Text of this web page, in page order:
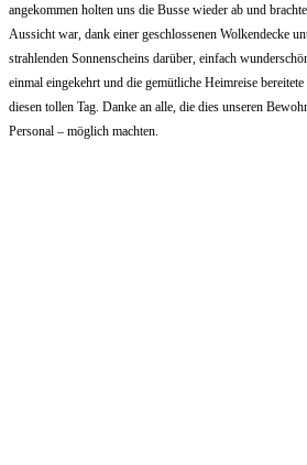
angekommen holten uns die Busse wieder ab und
Aussicht war, dank einer geschlossenen Wolkendecke
strahlenden Sonnenscheins darüber, einfach
einmal eingekehrt und die gemütliche Heimreise
diesen tollen Tag. Danke an alle, die dies unseren
Personal – möglich machten.